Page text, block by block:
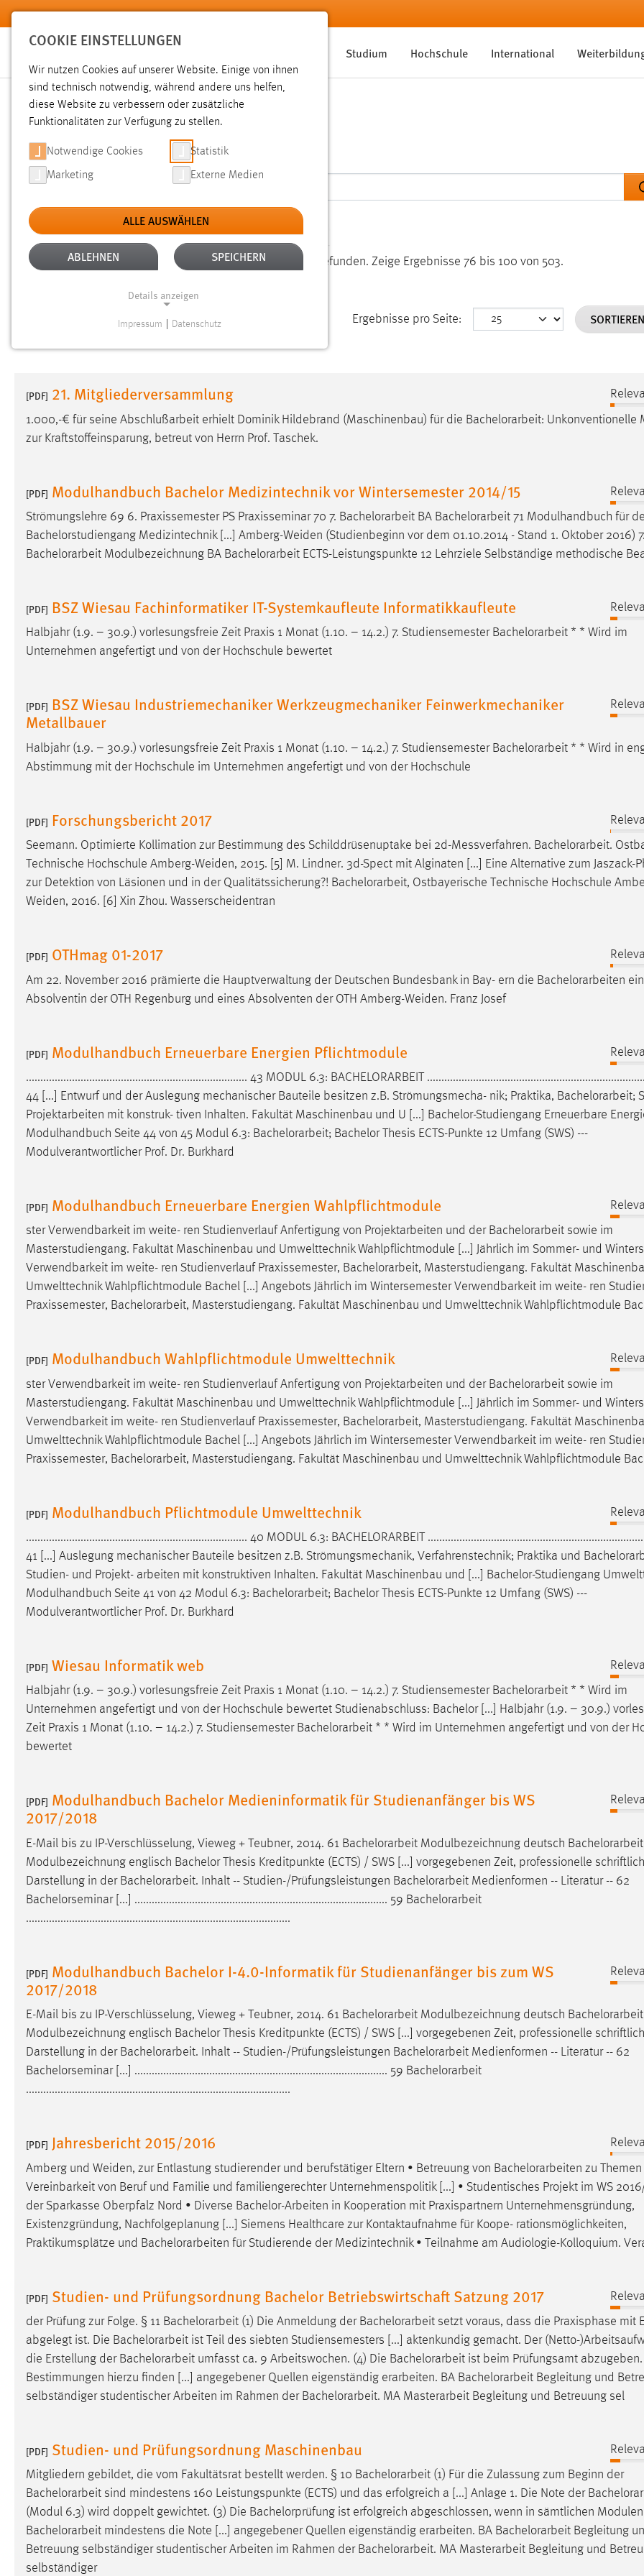
Zum Hauptinhalt springen
Studium Hochschule International
SUCHE
Aktive Filter: TYP: DATEIEN ALLE FILTER ENTFERNEN
Gesucht nach "bachelorarbeit". Es wurden 503 Ergebnisse gefunden. Zeige Ergebnisse 76 bis 100 von 503.
Ergebnisse pro Seite:
[PDF] 21. Mitgliederversammlung
1.000,-€ für seine Abschlußarbeit erhielt Dominik Hildebrand (Maschinenbau) für die Bachelorarbeit: Unkonventionelle
zur Kraftstoffeinsparung, betreut von Herrn Prof. Taschek.
[PDF] Modulhandbuch Bachelor Medizintechnik vor Wintersemester 2014/15
Strömungslehre 69 6. Praxissemester PS Praxisseminar 70 7. Bachelorarbeit BA Bachelorarbeit 71 Modulhandbuch für
Bachelorstudiengang Medizintechnik [...] Amberg-Weiden (Studienbeginn vor dem 01.10.2014 - Stand 1. Oktober 2016) 7.
Bachelorarbeit Modulbezeichnung BA Bachelorarbeit ECTS-Leistungspunkte 12 Lehrziele Selbständige methodische
[PDF] BSZ Wiesau Fachinformatiker IT-Systemkaufleute Informatikkaufleute
Halbjahr (1.9. – 30.9.) vorlesungsfreie Zeit Praxis 1 Monat (1.10. – 14.2.) 7. Studiensemester Bachelorarbeit * * Wird im
Unternehmen angefertigt und von der Hochschule bewertet
[PDF] BSZ Wiesau Industriemechaniker Werkzeugmechaniker Feinwerkmechaniker
Metallbauer
Halbjahr (1.9. – 30.9.) vorlesungsfreie Zeit Praxis 1 Monat (1.10. – 14.2.) 7. Studiensemester Bachelorarbeit * * Wird in
Abstimmung mit der Hochschule im Unternehmen angefertigt und von der Hochschule
[PDF] Forschungsbericht 2017
Seemann. Optimierte Kollimation zur Bestimmung des Schilddrüsenuptake bei 2d-Messverfahren. Bachelorarbeit.
Technische Hochschule Amberg-Weiden, 2015. [5] M. Lindner. 3d-Spect mit Alginaten [...] Eine Alternative zum Jaszack-
zur Detektion von Läsionen und in der Qualitätssicherung?! Bachelorarbeit, Ostbayerische Technische Hochschule
Weiden, 2016. [6] Xin Zhou. Wasserscheidentran
[PDF] OTHmag 01-2017
Am 22. November 2016 prämierte die Hauptverwaltung der Deutschen Bundesbank in Bay- ern die Bachelorarbeiten
Absolventin der OTH Regenburg und eines Absolventen der OTH Amberg-Weiden. Franz Josef
[PDF] Modulhandbuch Erneuerbare Energien Pflichtmodule
............................................................................. 43 MODUL 6.3: BACHELORARBEIT
44 [...] Entwurf und der Auslegung mechanischer Bauteile besitzen z.B. Strömungsmecha- nik; Praktika, Bachelorarbeit;
Projektarbeiten mit konstruk- tiven Inhalten. Fakultät Maschinenbau und U [...] Bachelor-Studiengang Erneuerbare
Modulhandbuch Seite 44 von 45 Modul 6.3: Bachelorarbeit; Bachelor Thesis ECTS-Punkte 12 Umfang (SWS) ---
Modulverantwortlicher Prof. Dr. Burkhard
[PDF] Modulhandbuch Erneuerbare Energien Wahlpflichtmodule
ster Verwendbarkeit im weite- ren Studienverlauf Anfertigung von Projektarbeiten und der Bachelorarbeit sowie im
Masterstudiengang. Fakultät Maschinenbau und Umwelttechnik Wahlpflichtmodule [...] Jährlich im Sommer- und
Verwendbarkeit im weite- ren Studienverlauf Praxissemester, Bachelorarbeit, Masterstudiengang. Fakultät
Umwelttechnik Wahlpflichtmodule Bachel [...] Angebots Jährlich im Wintersemester Verwendbarkeit im weite- ren
Praxissemester, Bachelorarbeit, Masterstudiengang. Fakultät Maschinenbau und Umwelttechnik Wahlpflichtmodule
[PDF] Modulhandbuch Wahlpflichtmodule Umwelttechnik
ster Verwendbarkeit im weite- ren Studienverlauf Anfertigung von Projektarbeiten und der Bachelorarbeit sowie im
Masterstudiengang. Fakultät Maschinenbau und Umwelttechnik Wahlpflichtmodule [...] Jährlich im Sommer- und
Verwendbarkeit im weite- ren Studienverlauf Praxissemester, Bachelorarbeit, Masterstudiengang. Fakultät
Umwelttechnik Wahlpflichtmodule Bachel [...] Angebots Jährlich im Wintersemester Verwendbarkeit im weite- ren
Praxissemester, Bachelorarbeit, Masterstudiengang. Fakultät Maschinenbau und Umwelttechnik Wahlpflichtmodule
[PDF] Modulhandbuch Pflichtmodule Umwelttechnik
............................................................................. 40 MODUL 6.3: BACHELORARBEIT
41 [...] Auslegung mechanischer Bauteile besitzen z.B. Strömungsmechanik, Verfahrenstechnik; Praktika und
Studien- und Projekt- arbeiten mit konstruktiven Inhalten. Fakultät Maschinenbau und [...] Bachelor-Studiengang
Modulhandbuch Seite 41 von 42 Modul 6.3: Bachelorarbeit; Bachelor Thesis ECTS-Punkte 12 Umfang (SWS) ---
Modulverantwortlicher Prof. Dr. Burkhard
[PDF] Wiesau Informatik web
Halbjahr (1.9. – 30.9.) vorlesungsfreie Zeit Praxis 1 Monat (1.10. – 14.2.) 7. Studiensemester Bachelorarbeit * * Wird im
Unternehmen angefertigt und von der Hochschule bewertet Studienabschluss: Bachelor [...] Halbjahr (1.9. – 30.9.)
Zeit Praxis 1 Monat (1.10. – 14.2.) 7. Studiensemester Bachelorarbeit * * Wird im Unternehmen angefertigt und von der
bewertet
[PDF] Modulhandbuch Bachelor Medieninformatik für Studienanfänger bis WS
2017/2018
E-Mail bis zu IP-Verschlüsselung, Vieweg + Teubner, 2014. 61 Bachelorarbeit Modulbezeichnung deutsch Bachelorarbeit
Modulbezeichnung englisch Bachelor Thesis Kreditpunkte (ECTS) / SWS [...] vorgegebenen Zeit, professionelle
Darstellung in der Bachelorarbeit. Inhalt -- Studien-/Prüfungsleistungen Bachelorarbeit Medienformen -- Literatur -- 62
Bachelorseminar [...] ........................................................................................ 59 Bachelorarbeit
............................................................................................
[PDF] Modulhandbuch Bachelor I-4.0-Informatik für Studienanfänger bis zum WS
2017/2018
E-Mail bis zu IP-Verschlüsselung, Vieweg + Teubner, 2014. 61 Bachelorarbeit Modulbezeichnung deutsch Bachelorarbeit
Modulbezeichnung englisch Bachelor Thesis Kreditpunkte (ECTS) / SWS [...] vorgegebenen Zeit, professionelle
Darstellung in der Bachelorarbeit. Inhalt -- Studien-/Prüfungsleistungen Bachelorarbeit Medienformen -- Literatur -- 62
Bachelorseminar [...] ........................................................................................ 59 Bachelorarbeit
............................................................................................
[PDF] Jahresbericht 2015/2016
Amberg und Weiden, zur Entlastung studierender und berufstätiger Eltern • Betreuung von Bachelorarbeiten zu
Vereinbarkeit von Beruf und Familie und familiengerechter Unternehmenspolitik [...] • Studentisches Projekt im WS
der Sparkasse Oberpfalz Nord • Diverse Bachelor-Arbeiten in Kooperation mit Praxispartnern Unternehmensgründung,
Existenzgründung, Nachfolgeplanung [...] Siemens Healthcare zur Kontaktaufnahme für Koope- rationsmöglichkeiten,
Praktikumsplätze und Bachelorarbeiten für Studierende der Medizintechnik • Teilnahme am Audiologie-Kolloquium.
[PDF] Studien- und Prüfungsordnung Bachelor Betriebswirtschaft Satzung 2017
der Prüfung zur Folge. § 11 Bachelorarbeit (1) Die Anmeldung der Bachelorarbeit setzt voraus, dass die Praxisphase mit
abgelegt ist. Die Bachelorarbeit ist Teil des siebten Studiensemesters [...] aktenkundig gemacht. Der (Netto-
die Erstellung der Bachelorarbeit umfasst ca. 9 Arbeitswochen. (4) Die Bachelorarbeit ist beim Prüfungsamt
Bestimmungen hierzu finden [...] angegebener Quellen eigenständig erarbeiten. BA Bachelorarbeit Begleitung und
selbständiger studentischer Arbeiten im Rahmen der Bachelorarbeit. MA Masterarbeit Begleitung und Betreuung sel
[PDF] Studien- und Prüfungsordnung Maschinenbau
Mitgliedern gebildet, die vom Fakultätsrat bestellt werden. § 10 Bachelorarbeit (1) Für die Zulassung zum Beginn der
Bachelorarbeit sind mindestens 160 Leistungspunkte (ECTS) und das erfolgreich a [...] Anlage 1. Die Note der
(Modul 6.3) wird doppelt gewichtet. (3) Die Bachelorprüfung ist erfolgreich abgeschlossen, wenn in sämtlichen
Bachelorarbeit mindestens die Note [...] angegebener Quellen eigenständig erarbeiten. BA Bachelorarbeit Begleitung
Betreuung selbständiger studentischer Arbeiten im Rahmen der Bachelorarbeit. MA Masterarbeit Begleitung und
selbständiger
COOKIE EINSTELLUNGEN
Wir nutzen Cookies auf unserer Website. Einige von ihnen
sind technisch notwendig, während andere uns helfen,
diese Website zu verbessern oder zusätzliche
Funktionalitäten zur Verfügung zu stellen.
Notwendige Cookies Statistik
Marketing Externe Medien
ALLE AUSWÄHLEN
ABLEHNEN SPEICHERN
Details anzeigen
Website erforderlich.
Einverständnis
Zweck:
Dieser Cookie speichert die
ausgewählten Einverständnis-Optionen
des Benutzers
Cookie Laufzeit: 1 Jahr
Name: staticfilecache
Zweck:
Für performante Seitenauslieferung wird
in diesem Cookie gespeichert, ob man
Sprachpräferenz
Name: site-language-preference
Zweck:
Das Cookie speichert die gewählte
Cookie Laufzeit:
Chat
Name:
MibewSessionID, MIBEW_UserID,
mibew_locale, mibew-chat-frame-style-
nutzen zu können.
Cookie Laufzeit: MibewSessionID, mibew-chat-frame-
style-5e9dbeb1811c0446 =
Name: fe_user, be_user, be_lastLoginProvider
Zweck:
Dieser Cookie ist notwendig um sich an
der Website einloggen zu können.
STATISTIK
Statistik Cookies erfassen Informationen anonym.
Diese Informationen helfen uns zu verstehen, wie
unsere Besucher unsere Website nutzen.
Cookie Laufzeit: Max. 13 Monate
MARKETING
Sie tun dies, indem sie Besucher über Websites
Google Ads
Name: _gcl_au
Facebook Pixel
Name:
Zweck: Conversion-Tracking
EXTERNE MEDIEN
YouTube
Vimeo
Impressum Datenschutz